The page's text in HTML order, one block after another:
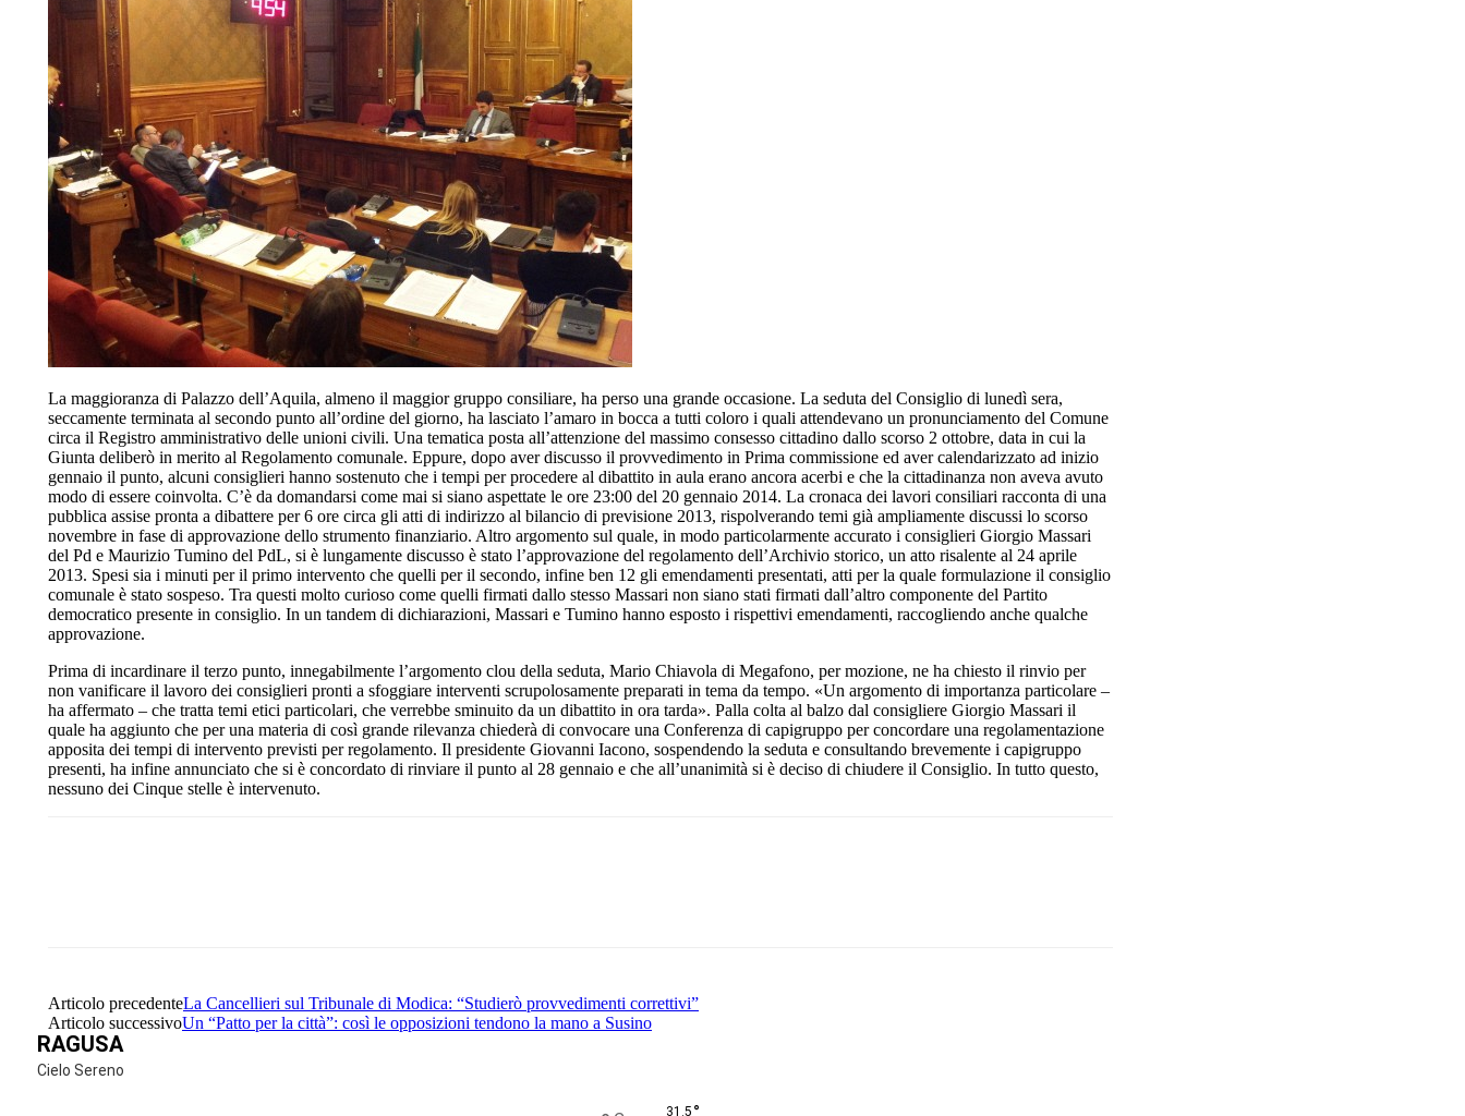
La maggioranza di Palazzo dell’Aquila, almeno il maggior gruppo consiliare, ha perso una grande occasione. La seduta del Consiglio di lunedì sera,
seccamente terminata al secondo punto all’ordine del giorno, ha lasciato l’amaro in bocca a tutti coloro i quali attendevano un pronunciamento del Comune
circa il Registro amministrativo delle unioni civili. Una tematica posta all’attenzione del massimo consesso cittadino dallo scorso 2 ottobre, data in cui la
Giunta deliberò in merito al Regolamento comunale. Eppure, dopo aver discusso il provvedimento in Prima commissione ed aver calendarizzato ad inizio
gennaio il punto, alcuni consiglieri hanno sostenuto che i tempi per procedere al dibattito in aula erano ancora acerbi e che la cittadinanza non aveva avuto
modo di essere coinvolta. C’è da domandarsi come mai si siano aspettate le ore 23:00 del 20 gennaio 2014. La cronaca dei lavori consiliari racconta di una
pubblica assise pronta a dibattere per 6 ore circa gli atti di indirizzo al bilancio di previsione 2013, rispolverando temi già ampliamente discussi lo scorso
novembre in fase di approvazione dello strumento finanziario. Altro argomento sul quale, in modo particolarmente accurato i consiglieri Giorgio Massari
del Pd e Maurizio Tumino del PdL, si è lungamente discusso è stato l’approvazione del regolamento dell’Archivio storico, un atto risalente al 24 aprile
2013. Spesi sia i minuti per il primo intervento che quelli per il secondo, infine ben 12 gli emendamenti presentati, atti per la quale formulazione il consiglio
comunale è stato sospeso. Tra questi molto curioso come quelli firmati dallo stesso Massari non siano stati firmati dall’altro componente del Partito
democratico presente in consiglio. In un tandem di dichiarazioni, Massari e Tumino hanno esposto i rispettivi emendamenti, raccogliendo anche qualche
approvazione.
Prima di incardinare il terzo punto, innegabilmente l’argomento clou della seduta, Mario Chiavola di Megafono, per mozione, ne ha chiesto il rinvio per
non vanificare il lavoro dei consiglieri pronti a sfoggiare interventi scrupolosamente preparati in tema da tempo. «Un argomento di importanza particolare –
ha affermato – che tratta temi etici particolari, che verrebbe sminuito da un dibattito in ora tarda». Palla colta al balzo dal consigliere Giorgio Massari il
quale ha aggiunto che per una materia di così grande rilevanza chiederà di convocare una Conferenza di capigruppo per concordare una regolamentazione
apposita dei tempi di intervento previsti per regolamento. Il presidente Giovanni Iacono, sospendendo la seduta e consultando brevemente i capigruppo
presenti, ha infine annunciato che si è concordato di rinviare il punto al 28 gennaio e che all’unanimità si è deciso di chiudere il Consiglio. In tutto questo,
nessuno dei Cinque stelle è intervenuto.
Articolo precedenteLa Cancellieri sul Tribunale di Modica: “Studierò provvedimenti correttivi”
Articolo successivoUn “Patto per la città”: così le opposizioni tendono la mano a Susino
RAGUSA
Cielo Sereno
31.5